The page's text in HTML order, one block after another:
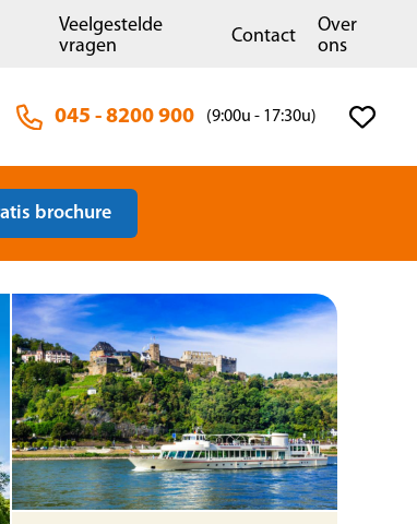
Veelgestelde
vragen
Contact
Over
ons
045 - 8200 900 (9:00u - 17:30u)
brochure